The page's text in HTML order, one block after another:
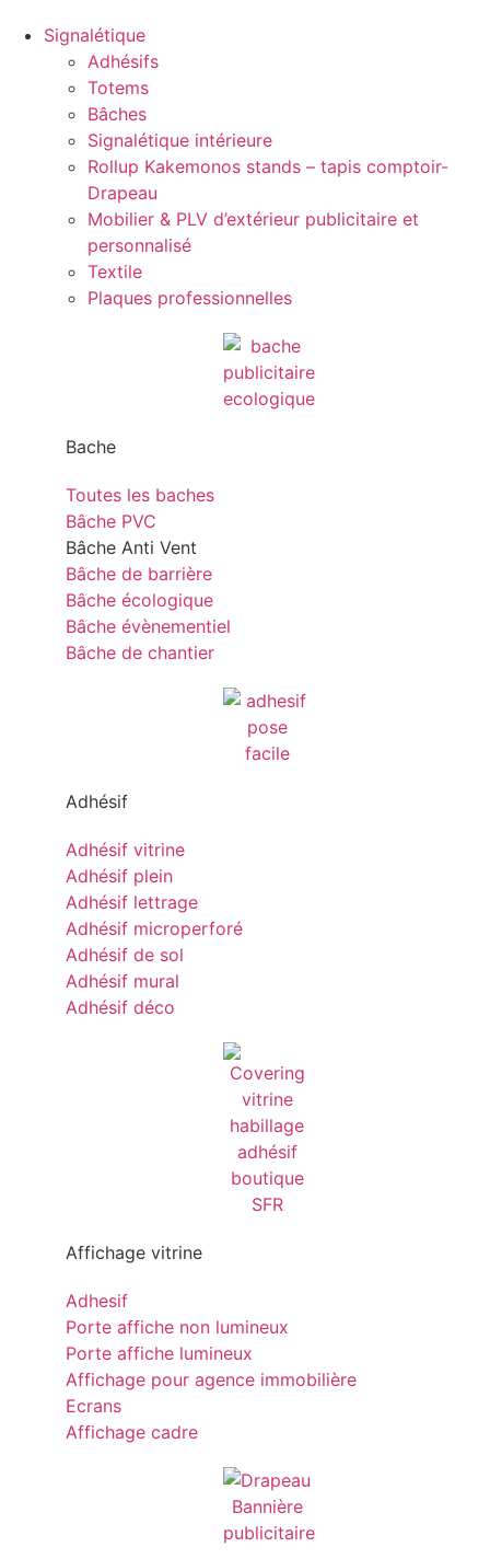
Signalétique
Adhésifs
Totems
Bâches
Signalétique intérieure
Rollup Kakemonos stands – tapis comptoir-
Drapeau
Mobilier & PLV d’extérieur publicitaire et
personnalisé
Textile
Plaques professionnelles
Bache
Toutes les baches
Bâche PVC
Bâche Anti Vent
Bâche de barrière
Bâche écologique
Bâche évènementiel
Bâche de chantier
Adhésif
Adhésif vitrine
Adhésif plein
Adhésif lettrage
Adhésif microperforé
Adhésif de sol
Adhésif mural
Adhésif déco
Affichage vitrine
Adhesif
Porte affiche non lumineux
Porte affiche lumineux
Affichage pour agence immobilière
Ecrans
Affichage cadre